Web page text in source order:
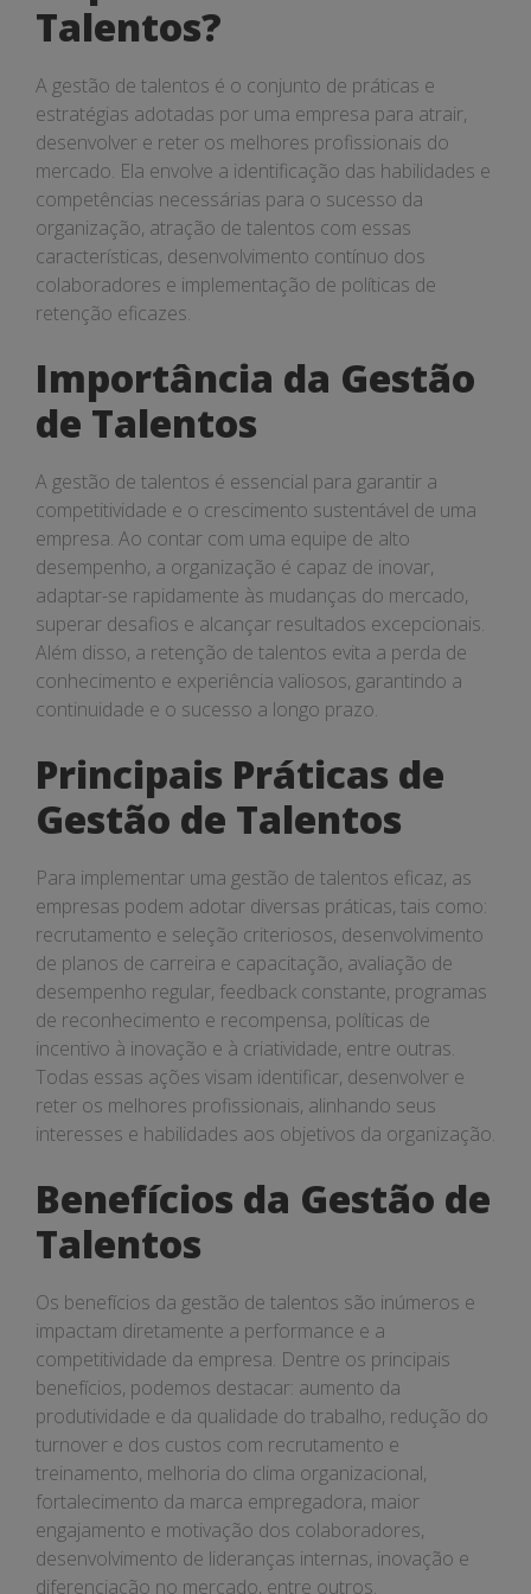
Talentos?
A gestão de talentos é o conjunto de práticas e
estratégias adotadas por uma empresa para atrair,
desenvolver e reter os melhores profissionais do
mercado. Ela envolve a identificação das habilidades e
competências necessárias para o sucesso da
organização, atração de talentos com essas
características, desenvolvimento contínuo dos
colaboradores e implementação de políticas de
retenção eficazes.
Importância da Gestão
de Talentos
A gestão de talentos é essencial para garantir a
competitividade e o crescimento sustentável de uma
empresa. Ao contar com uma equipe de alto
desempenho, a organização é capaz de inovar,
adaptar-se rapidamente às mudanças do mercado,
superar desafios e alcançar resultados excepcionais.
Além disso, a retenção de talentos evita a perda de
conhecimento e experiência valiosos, garantindo a
continuidade e o sucesso a longo prazo.
Principais Práticas de
Gestão de Talentos
Para implementar uma gestão de talentos eficaz, as
empresas podem adotar diversas práticas, tais como:
recrutamento e seleção criteriosos, desenvolvimento
de planos de carreira e capacitação, avaliação de
desempenho regular, feedback constante, programas
de reconhecimento e recompensa, políticas de
incentivo à inovação e à criatividade, entre outras.
Todas essas ações visam identificar, desenvolver e
reter os melhores profissionais, alinhando seus
interesses e habilidades aos objetivos da organização.
Benefícios da Gestão de
Talentos
Os benefícios da gestão de talentos são inúmeros e
impactam diretamente a performance e a
competitividade da empresa. Dentre os principais
benefícios, podemos destacar: aumento da
produtividade e da qualidade do trabalho, redução do
turnover e dos custos com recrutamento e
treinamento, melhoria do clima organizacional,
fortalecimento da marca empregadora, maior
engajamento e motivação dos colaboradores,
desenvolvimento de lideranças internas, inovação e
diferenciação no mercado, entre outros.